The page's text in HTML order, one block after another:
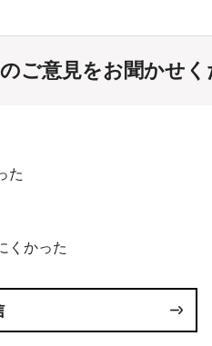
ご意見をお聞かせく
た
くかった